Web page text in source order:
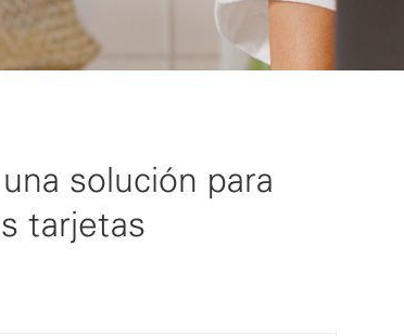
solución para
tarjetas